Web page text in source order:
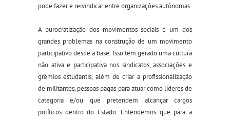
pode fazer e reivindicar entre organizações autônomas.
A burocratização dos movimentos sociais é um dos
grandes problemas na construção de um movimento
participativo desde a base. Isso tem gerado uma cultura
não ativa e participativa nos sindicatos, associações e
grêmios estudantis, além de criar a profissionalização
de militantes, pessoas pagas para atuar como líderes de
categoria e/ou que pretendem alcançar cargos
políticos dentro do Estado. Entendemos que para a